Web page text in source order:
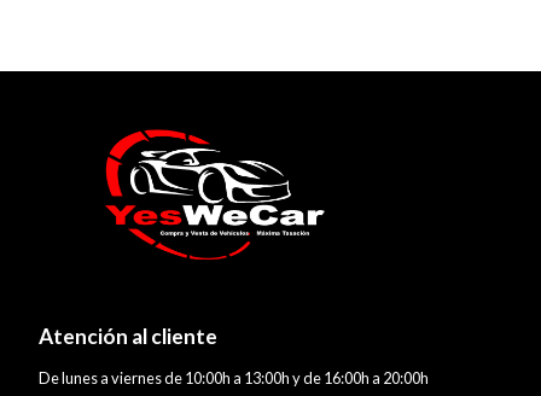
Atención al cliente
De lunes a viernes de 10:00h a 13:00h y de 16:00h a 20:00h